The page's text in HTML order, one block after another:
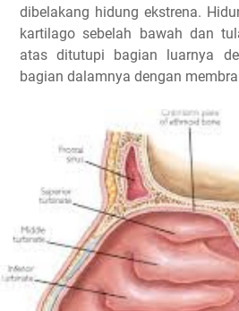
dibelakang hidung ekstrena.
kartilago sebelah bawah dan
atas ditutupi bagian luarnya
bagian dalamnya dengan